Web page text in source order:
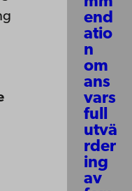
end
atio
n
om
ans
vars
full
utvä
rder
ing
av